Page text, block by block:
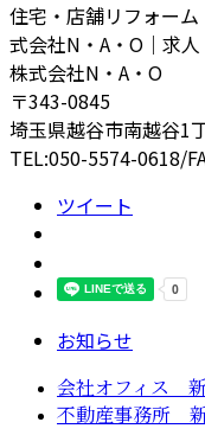
住宅・店舗リフォー
式会社N・A・O｜求人
株式会社N・A・O
〒343-0845
埼玉県越谷市南越谷1
TEL:050-5574-0618/
ツイート
お知らせ
会社オフィス
不動産事務所